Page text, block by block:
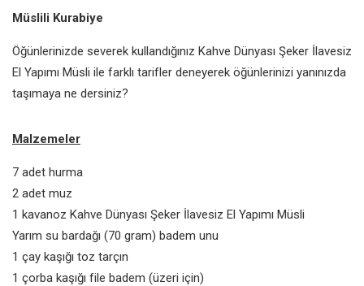
Müslili Kurabiye
Öğünlerinizde severek kullandığınız Kahve Dünyası Şeker İlavesiz
El Yapımı Müsli ile farklı tarifler deneyerek öğünlerinizi yanınızda
taşımaya ne dersiniz?
Malzemeler
7 adet hurma
2 adet muz
1 kavanoz Kahve Dünyası Şeker İlavesiz El Yapımı Müsli
Yarım su bardağı (70 gram) badem unu
1 çay kaşığı toz tarçın
1 çorba kaşığı file badem (üzeri için)